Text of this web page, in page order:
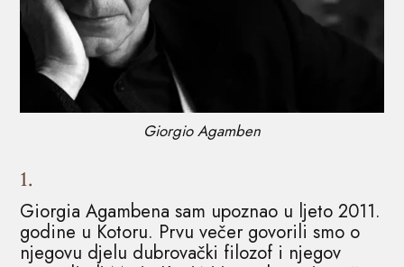
Giorgio Agamben
1.
Giorgia Agambena sam upoznao u ljeto 2011.
godine u Kotoru. Prvu večer govorili smo o
njegovu djelu dubrovački filozof i njegov